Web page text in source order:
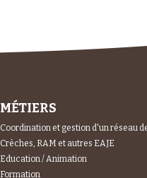
MÉTIERS
Coordination et gestion d'un réseau
Crèches, RAM et autres EAJE
Education / Animation
Formation